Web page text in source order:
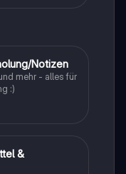
Notizen
mehr - alles für
:)
&